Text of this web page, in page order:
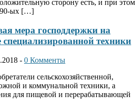
сторону есть, и при этом
90-ых […]
мера господдержки на
специализированной техники
- 0 Комменты
сельскохозяйственной,
и коммунальной техники, а
для пищевой и перерабатывающей